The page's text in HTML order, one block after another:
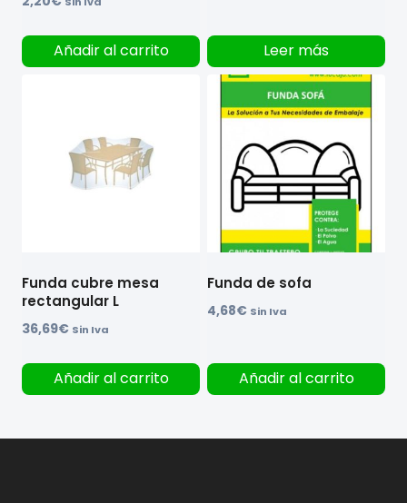
Añadir al carrito Leer más
Funda cubre mesa
rectangular L
36,69€ Sin Iva
Añadir al carrito
Funda de sofa
4,68€ Sin Iva
Añadir al carrito